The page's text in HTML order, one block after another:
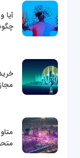
آیا